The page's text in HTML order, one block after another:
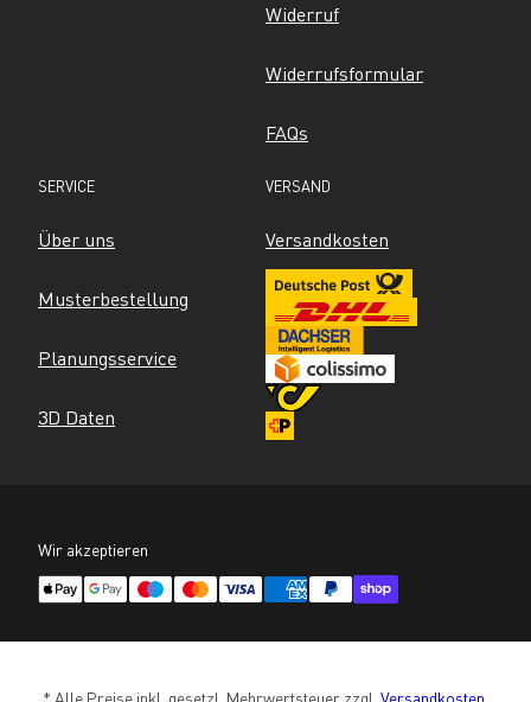
Widerruf
Widerrufsformular
FAQs
SERVICE
Über uns
Musterbestellung
Planungsservice
3D Daten
VERSAND
Versandkosten
Wir akzeptieren
* Alle Preise inkl. gesetzl. Mehrwertsteuer zzgl. Versandkosten